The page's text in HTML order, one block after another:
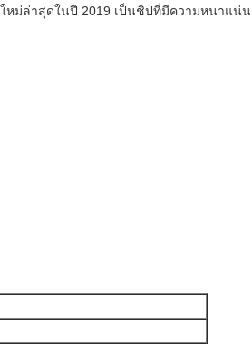
ใหม่ล่าสุดในปี 2019 เป็นชิปที่มีความหนาแน่น